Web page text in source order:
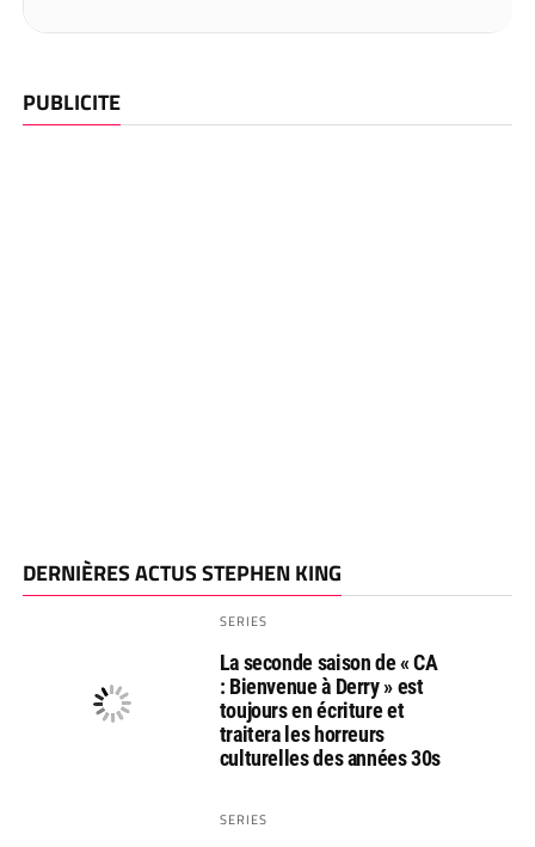
PUBLICITE
DERNIÈRES ACTUS STEPHEN KING
SERIES
La seconde saison de « CA
: Bienvenue à Derry » est
toujours en écriture et
traitera les horreurs
culturelles des années 30s
SERIES